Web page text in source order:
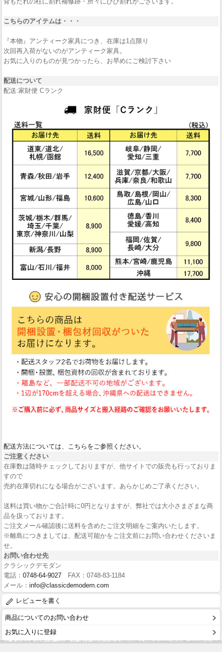
こちらのアイテムは・・・
『本物』アンティーク家具につき、在庫は1点限り
次回再入荷がないのがアンティーク家具。
お気に入りのものが見つかったら、お早めにご検討下さい
配送について
配送:家財便 Cランク
配送方法については、こちらをご参照ください。
ご注意ください
在庫数は随時チェックしておりますが、他サイトでの販売も行っておりま
すので
売約在庫切れになる場合がございます。あらかじめご了承ください。
送料は買い物かご合計時に0円となりますが、弊社では大小さまざまな商
品を扱っております。
ご注文メール確認後に送料を含めたご注文明細をご案内いたします。
※離島につきましては、配送可能かをご注文前にお問い合わせくださいま
せ。
お問い合わせ先
クラシックデモダン
電話： 0748-64-9027 FAX：0748-83-1184
メール： info@classicdemodern.com
レビューを書く
商品についてのお問い合わせ
お気に入りに登録